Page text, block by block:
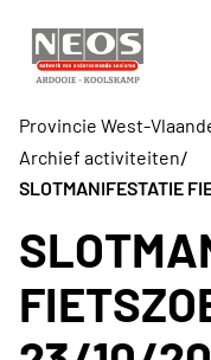
Provincie West-
Archief activiteiten/
SLOTMANIFESTATIE